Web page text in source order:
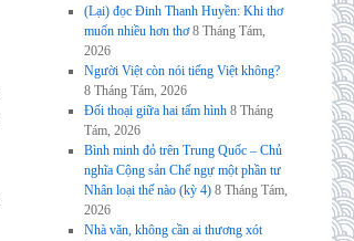
(Lại) đọc Đinh Thanh Huyền: Khi thơ
muốn nhiều hơn thơ 8 Tháng Tám,
2026
Người Việt còn nói tiếng Việt không?
8 Tháng Tám, 2026
Đối thoại giữa hai tấm hình 8 Tháng
Tám, 2026
Bình minh đỏ trên Trung Quốc – Chủ
nghĩa Cộng sản Chế ngự một phần tư
Nhân loại thế nào (kỳ 4) 8 Tháng Tám,
2026
Nhà văn, không cần ai thương xót